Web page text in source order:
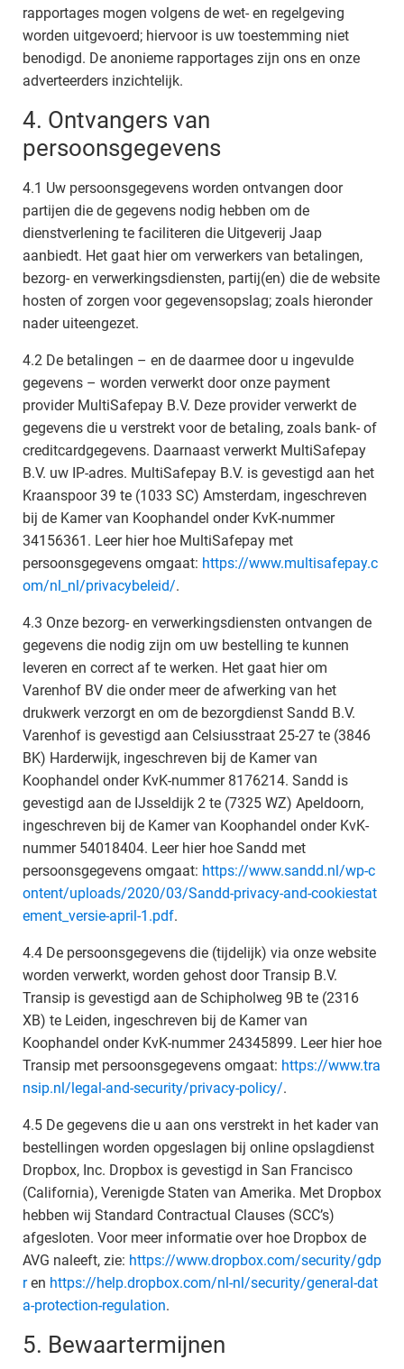
rapportages mogen volgens de wet- en regelgeving
worden uitgevoerd; hiervoor is uw toestemming niet
benodigd. De anonieme rapportages zijn ons en onze
adverteerders inzichtelijk.
4. Ontvangers van
persoonsgegevens
4.1 Uw persoonsgegevens worden ontvangen door
partijen die de gegevens nodig hebben om de
dienstverlening te faciliteren die Uitgeverij Jaap
aanbiedt. Het gaat hier om verwerkers van betalingen,
bezorg- en verwerkingsdiensten, partij(en) die de website
hosten of zorgen voor gegevensopslag; zoals hieronder
nader uiteengezet.
4.2 De betalingen – en de daarmee door u ingevulde
gegevens – worden verwerkt door onze payment
provider MultiSafepay B.V. Deze provider verwerkt de
gegevens die u verstrekt voor de betaling, zoals bank- of
creditcardgegevens. Daarnaast verwerkt MultiSafepay
B.V. uw IP-adres. MultiSafepay B.V. is gevestigd aan het
Kraanspoor 39 te (1033 SC) Amsterdam, ingeschreven
bij de Kamer van Koophandel onder KvK-nummer
34156361. Leer hier hoe MultiSafepay met
persoonsgegevens omgaat: https://www.multisafepay.c
om/nl_nl/privacybeleid/.
4.3 Onze bezorg- en verwerkingsdiensten ontvangen de
gegevens die nodig zijn om uw bestelling te kunnen
leveren en correct af te werken. Het gaat hier om
Varenhof BV die onder meer de afwerking van het
drukwerk verzorgt en om de bezorgdienst Sandd B.V.
Varenhof is gevestigd aan Celsiusstraat 25-27 te (3846
BK) Harderwijk, ingeschreven bij de Kamer van
Koophandel onder KvK-nummer 8176214. Sandd is
gevestigd aan de IJsseldijk 2 te (7325 WZ) Apeldoorn,
ingeschreven bij de Kamer van Koophandel onder KvK-
nummer 54018404. Leer hier hoe Sandd met
persoonsgegevens omgaat: https://www.sandd.nl/wp-c
ontent/uploads/2020/03/Sandd-privacy-and-cookiestat
ement_versie-april-1.pdf.
4.4 De persoonsgegevens die (tijdelijk) via onze website
worden verwerkt, worden gehost door Transip B.V.
Transip is gevestigd aan de Schipholweg 9B te (2316
XB) te Leiden, ingeschreven bij de Kamer van
Koophandel onder KvK-nummer 24345899. Leer hier hoe
Transip met persoonsgegevens omgaat: https://www.tra
nsip.nl/legal-and-security/privacy-policy/.
4.5 De gegevens die u aan ons verstrekt in het kader van
bestellingen worden opgeslagen bij online opslagdienst
Dropbox, Inc. Dropbox is gevestigd in San Francisco
(California), Verenigde Staten van Amerika. Met Dropbox
hebben wij Standard Contractual Clauses (SCC’s)
afgesloten. Voor meer informatie over hoe Dropbox de
AVG naleeft, zie: https://www.dropbox.com/security/gdp
ren https://help.dropbox.com/nl-nl/security/general-dat
a-protection-regulation.
5. Bewaartermijnen